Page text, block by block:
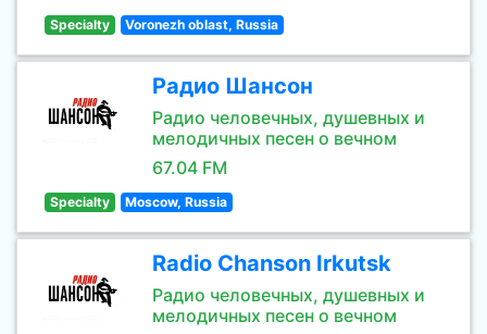
Specialty Voronezh oblast, Russia
Радио Шансон
Радио человечных, душевных и
мелодичных песен о вечном
67.04 FM
Specialty Moscow, Russia
Radio Chanson Irkutsk
Радио человечных, душевных и
мелодичных песен о вечном